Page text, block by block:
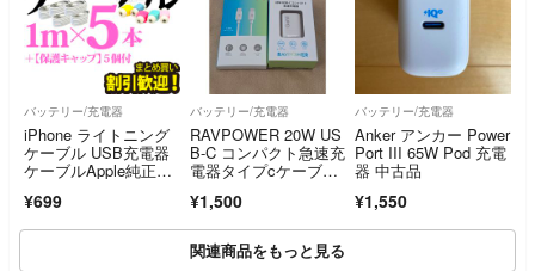
バッテリー/充電器
iPhone ライトニング
ケーブル USB充電器
ケーブルApple純正品
¥699
バッテリー/充電器
RAVPOWER 20W US
B-C コンパクト急速充
電器タイプcケーブル
¥1,500
バッテリー/充電器
Anker アンカー Power
Port III 65W Pod 充電
器 中古品
¥1,550
関連商品をもっと見る